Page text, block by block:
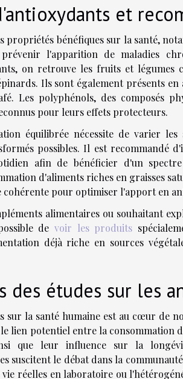
et
bénéfiques sur la santé,
l'apparition de maladies
on retrouve les fruits et légumes
Ils sont également présents en
Les polyphénols, des composés
pour leurs effets protecteurs.
équilibrée nécessite de varier
possibles. Il est recommandé
afin de bénéficier d'un spectre
d'aliments riches en graisses
cohérente pour optimiser l'apport en
alimentaires ou souhaitant
de voir les produits
déjà riche en sources
des études sur les
sur la santé humaine est au cœur de
lien potentiel entre la consommation
que leur influence sur la
suscitent le débat dans la
réelles en laboratoire ou